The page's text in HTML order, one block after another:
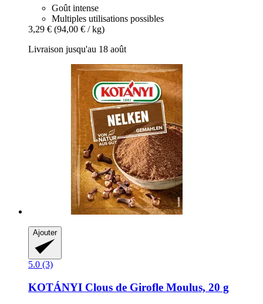
Goût intense
Multiples utilisations possibles
3,29 € (94,00 € / kg)
Livraison jusqu'au 18 août
Ajouter
5.0 (3)
KOTÁNYI Clous de Girofle Moulus, 20 g